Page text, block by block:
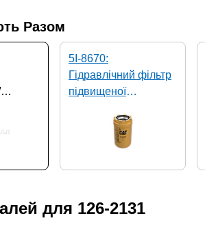
Разом
5I-8670:
Гідравлічний фільтр
підвищеної
для 126-2131